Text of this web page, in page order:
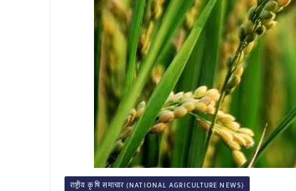
राष्ट्रीय कृषि समाचार (NATIONAL AGRICULTURE NEWS)